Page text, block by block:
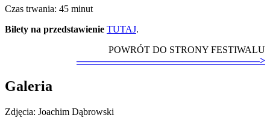
Czas trwania: 45 minut
Bilety na przedstawienie TUTAJ.
POWRÓT DO STRONY FESTIWALU
———————————————————>
Galeria
Zdjęcia: Joachim Dąbrowski